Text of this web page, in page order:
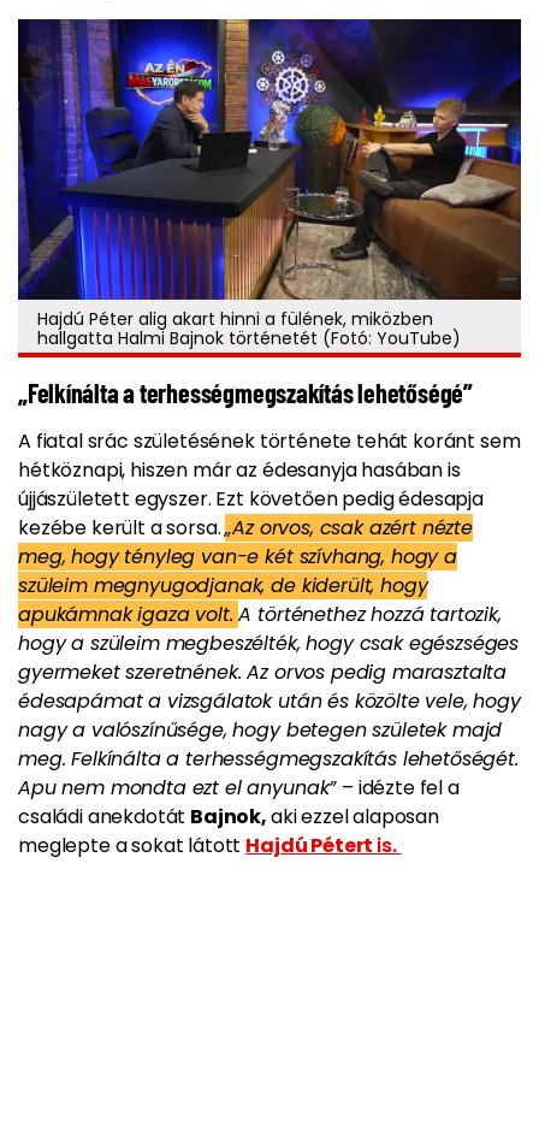
Hajdú Péter alig akart hinni a fülének, miközben
hallgatta Halmi Bajnok történetét (Fotó: YouTube)
„Felkínálta a terhességmegszakítás lehetőségé”
A fiatal srác születésének története tehát koránt sem
hétköznapi, hiszen már az édesanyja hasában is
újjászületett egyszer. Ezt követően pedig édesapja
kezébe került a sorsa.„Az orvos, csak azért nézte
meg, hogy tényleg van-e két szívhang, hogy a
szüleim megnyugodjanak, de kiderült, hogy
apukámnak igaza volt.A történethez hozzá tartozik,
hogy a szüleim megbeszélték, hogy csak egészséges
gyermeket szeretnének. Az orvos pedig marasztalta
édesapámat a vizsgálatok után és közölte vele, hogy
nagy a valószínűsége, hogy betegen születek majd
meg. Felkínálta a terhességmegszakítás lehetőségét.
Apu nem mondta ezt el anyunak” – idézte fel a
családi anekdotát Bajnok,aki ezzel alaposan
meglepte a sokat látott Hajdú Pétert is.